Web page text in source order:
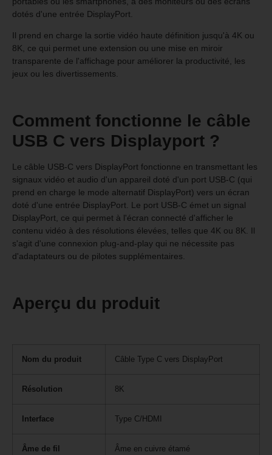
dotés d'une entrée DisplayPort.
Il prend en charge la sortie vidéo haute définition jusqu'à 4K ou
8K, ce qui permet une extension ou une mise en miroir
transparente de l'affichage pour améliorer la productivité, les
jeux ou les divertissements.
Comment fonctionne le câble
USB C vers Displayport ?
Le câble USB-C vers DisplayPort fonctionne en transmettant les
signaux vidéo et audio d'un appareil doté d'un port USB-C (qui
prend en charge le mode alternatif DisplayPort) vers un écran
doté d'une entrée DisplayPort. Le port USB-C émet un signal
DisplayPort, ce qui permet à l'écran connecté d'afficher le
contenu vidéo à des résolutions élevées, telles que 4K ou 8K. Il
s'agit d'une connexion plug-and-play qui ne nécessite pas
d'adaptateurs ou de pilotes supplémentaires.
Aperçu du produit
Nom du produit Câble Type C vers DisplayPort
Résolution 8K
Interface Type C/HDMI
Âme de fil Âme en cuivre étamé